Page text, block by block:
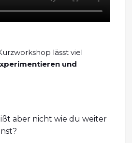
lässt viel
und
aber nicht wie du weiter